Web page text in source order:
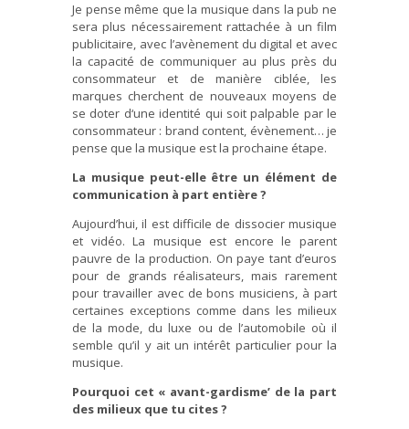
Je pense même que la musique dans la pub ne
sera plus nécessairement rattachée à un film
publicitaire, avec l’avènement du digital et avec
la capacité de communiquer au plus près du
consommateur et de manière ciblée, les
marques cherchent de nouveaux moyens de
se doter d‘une identité qui soit palpable par le
consommateur : brand content, évènement… je
pense que la musique est la prochaine étape.
La musique peut-elle être un élément de
communication à part entière ?
Aujourd’hui, il est difficile de dissocier musique
et vidéo. La musique est encore le parent
pauvre de la production. On paye tant d’euros
pour de grands réalisateurs, mais rarement
pour travailler avec de bons musiciens, à part
certaines exceptions comme dans les milieux
de la mode, du luxe ou de l’automobile où il
semble qu’il y ait un intérêt particulier pour la
musique.
Pourquoi cet « avant-gardisme’ de la part
des milieux que tu cites ?